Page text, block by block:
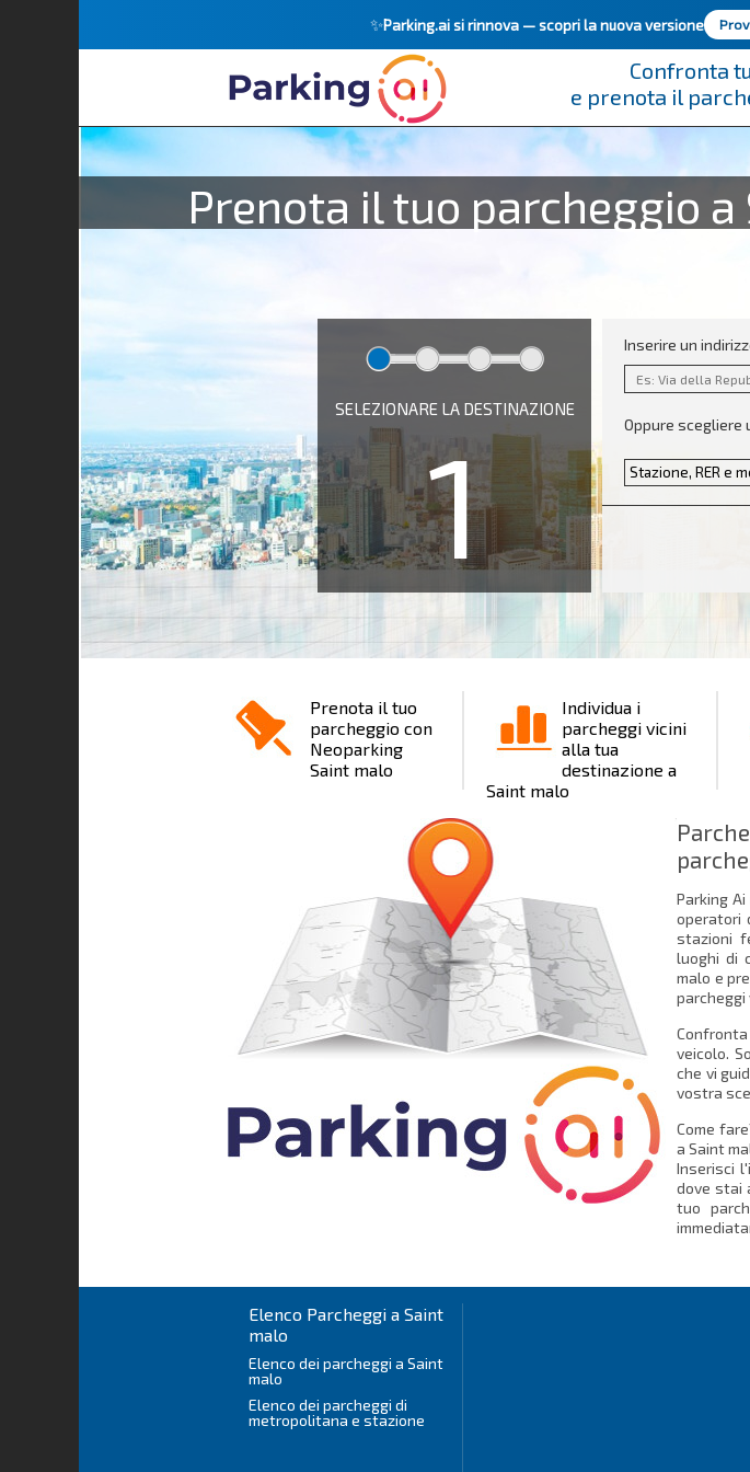
✨Parking.ai si rinnova —scopri la nuova versione
Confronta
e prenota il
Prenota il tuo parcheggio
SELEZIONARE LA DESTINAZIONE
1
Inserire un
Oppure scegliere
Prenota il tuo
parcheggio con
Neoparking
Saint malo
Individua i
parcheggi vicini
alla tua
destinazione a
Saint malo
Parking
operatori
stazioni
luoghi di
malo e
parcheggi
veicolo.
che vi
vostra
Come
a Saint
Inserisci
dove stai
tuo
Elenco Parcheggi a Saint
malo
Elenco dei parcheggi a Saint
malo
Elenco dei parcheggi di
metropolitana e stazione